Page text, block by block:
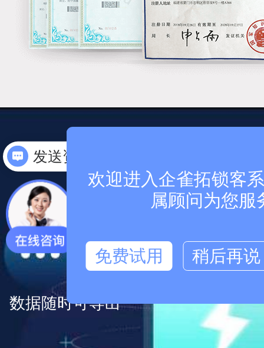
高安全、高可靠的
全方位保障您的
数据随时可导出
发送资料
欢迎进入企雀拓锁客
属顾问为您服
免费试用 稍后再说